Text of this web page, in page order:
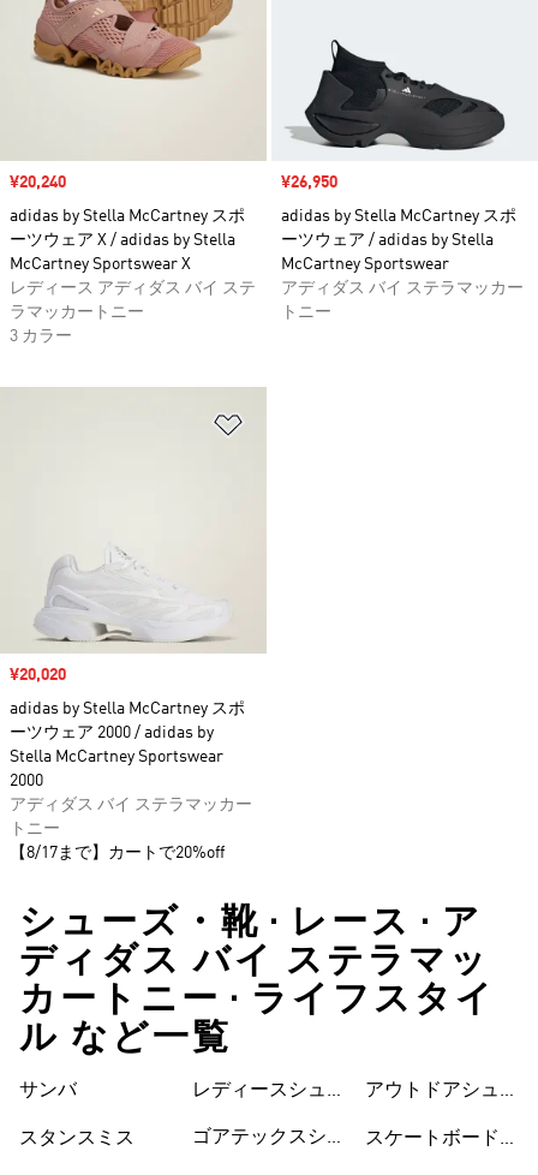
セール価格
¥20,240
adidas by Stella McCartney スポ
ーツウェア X / adidas by Stella
McCartney Sportswear X
レディース アディダス バイ ステ
ラマッカートニー
3 カラー
セール価格
¥26,950
adidas by Stella McCartney スポ
ーツウェア / adidas by Stella
McCartney Sportswear
アディダス バイ ステラマッカー
トニー
セール価格
¥20,020
adidas by Stella McCartney スポ
ーツウェア 2000 / adidas by
Stella McCartney Sportswear
2000
アディダス バイ ステラマッカー
トニー
【8/17まで】カートで20%off
シューズ・靴 • レース • ア
ディダス バイ ステラマッ
カートニー • ライフスタイ
ル など一覧
サンバ
スタンスミス
レディースシュー
ゴアテックスシュ
シューズ
アウトドアシュー
スケートボードシ